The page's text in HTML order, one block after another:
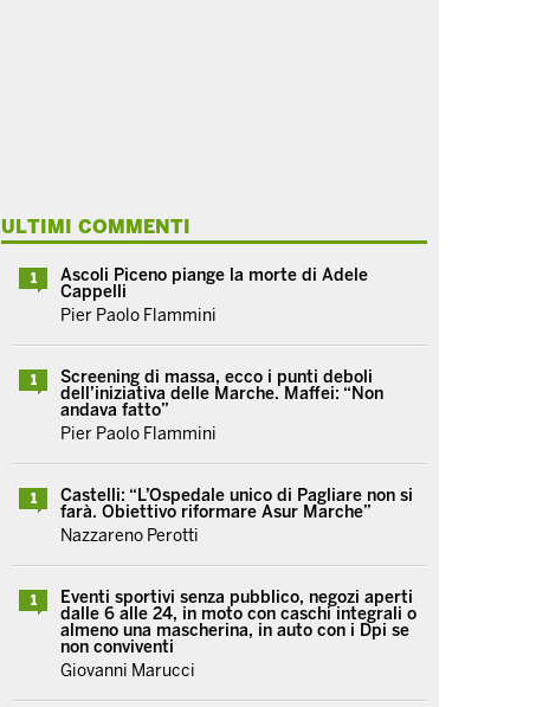
ULTIMI COMMENTI
1
Ascoli Piceno piange la morte di Adele
Cappelli
Pier Paolo Flammini
1
Screening di massa, ecco i punti deboli
dell’iniziativa delle Marche. Maffei: “Non
andava fatto”
Pier Paolo Flammini
1
Castelli: “L’Ospedale unico di Pagliare non si
farà. Obiettivo riformare Asur Marche”
Nazzareno Perotti
1
Eventi sportivi senza pubblico, negozi aperti
dalle 6 alle 24, in moto con caschi integrali o
almeno una mascherina, in auto con i Dpi se
non conviventi
Giovanni Marucci